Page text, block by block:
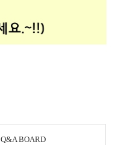
Q&A BOARD